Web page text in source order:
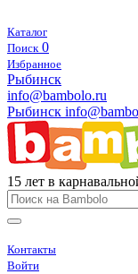
Каталог
Поиск 0
Избранное
Рыбинск
info@bambolo.ru
Рыбинск
15 лет в
Контакты
Войти